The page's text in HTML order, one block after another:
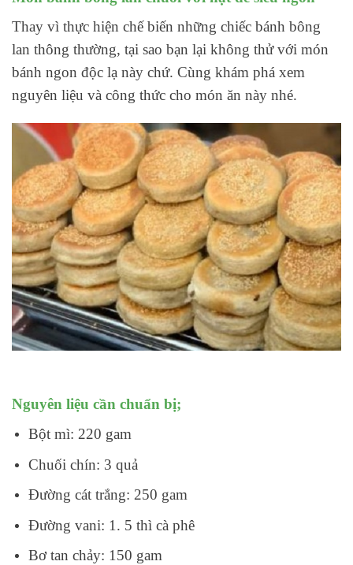
Thay vì thực hiện chế biến những chiếc bánh bông
lan thông thường, tại sao bạn lại không thử với món
bánh ngon độc lạ này chứ. Cùng khám phá xem
nguyên liệu và công thức cho món ăn này nhé.
Nguyên liệu cần chuẩn bị;
Bột mì: 220 gam
Chuối chín: 3 quả
Đường cát trắng: 250 gam
Đường vani: 1. 5 thì cà phê
Bơ tan chảy: 150 gam